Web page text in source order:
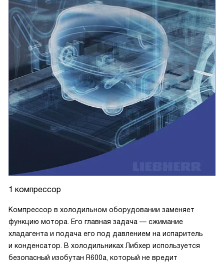
1 компрессор
Компрессор в холодильном оборудовании заменяет
функцию мотора. Его главная задача — сжимание
хладагента и подача его под давлением на испаритель
и конденсатор. В холодильниках Либхер используется
безопасный изобутан R600a, который не вредит